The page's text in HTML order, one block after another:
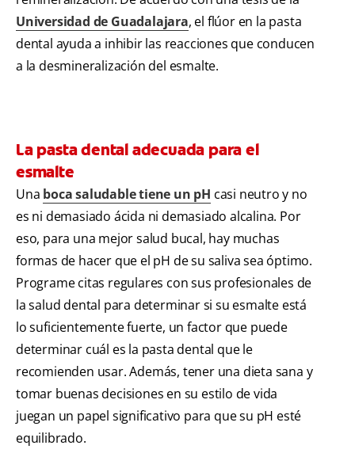
Universidad de Guadalajara, el flúor en la pasta
dental ayuda a inhibir las reacciones que conducen
a la desmineralización del esmalte.
La pasta dental adecuada para el
esmalte
Una boca saludable tiene un pH casi neutro y no
es ni demasiado ácida ni demasiado alcalina. Por
eso, para una mejor salud bucal, hay muchas
formas de hacer que el pH de su saliva sea óptimo.
Programe citas regulares con sus profesionales de
la salud dental para determinar si su esmalte está
lo suficientemente fuerte, un factor que puede
determinar cuál es la pasta dental que le
recomienden usar. Además, tener una dieta sana y
tomar buenas decisiones en su estilo de vida
juegan un papel significativo para que su pH esté
equilibrado.